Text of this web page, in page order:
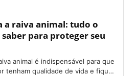
a raiva animal: tudo o
para proteger seu
animal é indispensável para que
tenham qualidade de vida e fique